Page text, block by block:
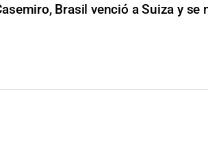
Brasil venció a Suiza y se